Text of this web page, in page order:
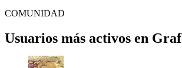
COMUNIDAD
Usuarios más activos en